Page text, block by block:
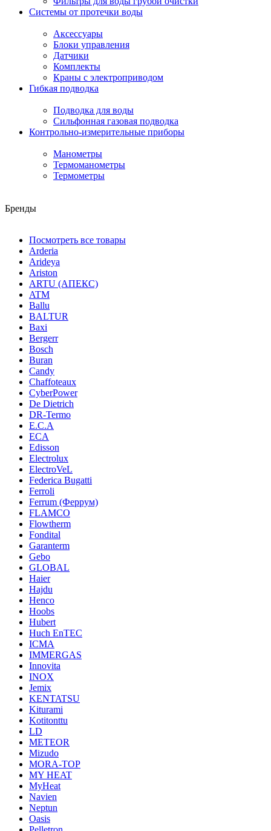
Системы от протечки воды
Аксессуары
Блоки управления
Датчики
Комплекты
Краны с электроприводом
Гибкая подводка
Подводка для воды
Сильфонная газовая подводка
Контрольно-измерительные приборы
Манометры
Термоманометры
Термометры
Бренды
Посмотреть все товары
Arderia
Arideya
Ariston
ARTU (АПЕКС)
ATM
Ballu
BALTUR
Baxi
Bergerr
Bosch
Buran
Candy
Chaffoteaux
CyberPower
De Dietrich
DR-Termo
E.C.A
ECA
Edisson
Electrolux
ElectroVeL
Federica Bugatti
Ferroli
Ferrum (Феррум)
FLAMCO
Flowtherm
Fondital
Garanterm
Gebo
GLOBAL
Haier
Hajdu
Henco
Hoobs
Hubert
Huch EnTEC
ICMA
IMMERGAS
Innovita
INOX
Jemix
KENTATSU
Kiturami
Kotitonttu
LD
METEOR
Mizudo
MORA-TOP
MY HEAT
MyHeat
Navien
Neptun
Oasis